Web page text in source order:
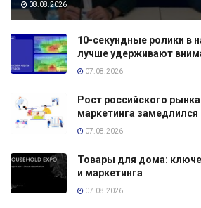
08.08.2026
10-секундные ролики в
лучше удерживают
07.08.2026
Рост российского
маркетинга замедлился
07.08.2026
Товары для дома:
и маркетинга
07.08.2026